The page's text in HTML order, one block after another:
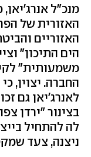
מנכ"ל
האזורית של
האזוריים
הים התיכון"
משמעותית"
החברה. יצוין,
לאנרג'יאן גם
בצינור "ירדן
לה להתחיל
ניצנה, צעד